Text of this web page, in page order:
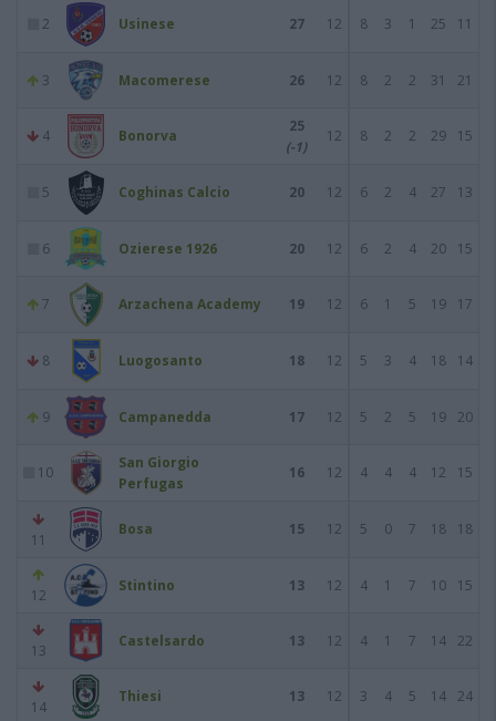
2 Usinese 27 12 8 3 1 25 11
3 Macomerese 26 12 8 2 2 31 21
4 Bonorva
25
(-1)
12 8 2 2 29 15
5 Coghinas Calcio 20 12 6 2 4 27 13
6 Ozierese 1926 20 12 6 2 4 20 15
7 Arzachena Academy 19 12 6 1 5 19 17
8 Luogosanto 18 12 5 3 4 18 14
9 Campanedda 17 12 5 2 5 19 20
10
San Giorgio
Perfugas
16 12 4 4 4 12 15
11
Bosa 15 12 5 0 7 18 18
12
Stintino 13 12 4 1 7 10 15
13
Castelsardo 13 12 4 1 7 14 22
14
Thiesi 13 12 3 4 5 14 24